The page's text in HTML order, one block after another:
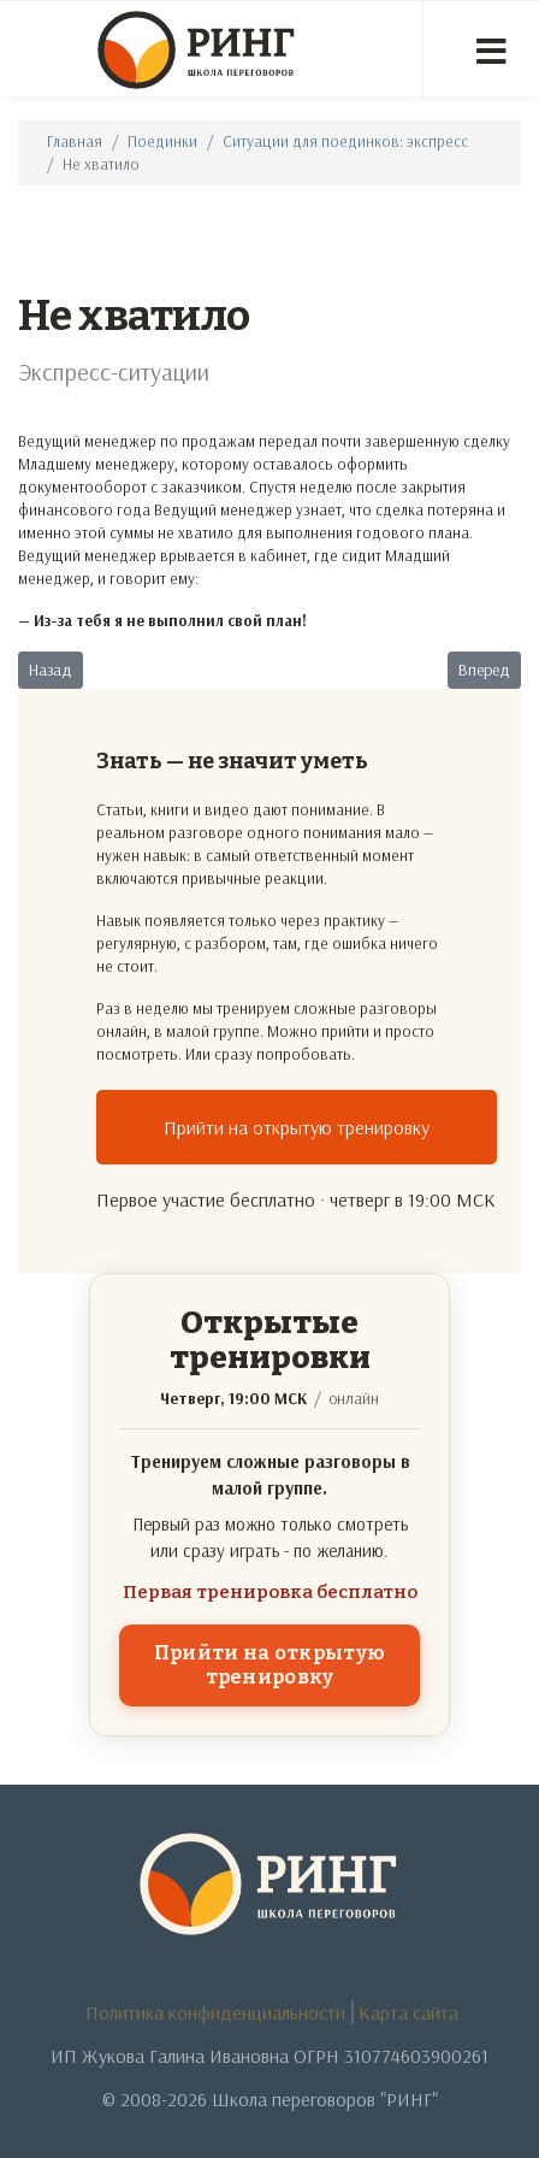
Главная Поединки
Ситуации для поединков: экспресс
Не хватило
Не хватило
Экспресс-ситуации
Ведущий менеджер по продажам передал почти завершенную сделку
Младшему менеджеру, которому оставалось оформить
документооборот с заказчиком. Спустя неделю после закрытия
финансового года Ведущий менеджер узнает, что сделка потеряна и
именно этой суммы не хватило для выполнения годового плана.
Ведущий менеджер врывается в кабинет, где сидит Младший
менеджер, и говорит ему:
— Из-за тебя я не выполнил свой план!
Предыдущий: Не учите меня жить
Назад Вперед
Знать — не значит уметь
Статьи, книги и видео дают понимание. В
реальном разговоре одного понимания мало —
нужен навык: в самый ответственный момент
включаются привычные реакции.
Навык появляется только через практику —
регулярную, с разбором, там, где ошибка ничего
не стоит.
Раз в неделю мы тренируем сложные разговоры
онлайн, в малой группе. Можно прийти и просто
посмотреть. Или сразу попробовать.
Прийти на открытую тренировку
Первое участие бесплатно · четверг в 19:00 МСК
Открытые
тренировки
Четверг, 19:00 МСК / онлайн
Тренируем сложные разговоры в
малой группе.
Первый раз можно только смотреть
или сразу играть - по желанию.
Первая тренировка бесплатно
Прийти на открытую
тренировку
Политика конфиденциальности
Карта сайта
ИП Жукова Галина Ивановна ОГРН 310774603900261
© 2008-2026 Школа переговоров "РИНГ"